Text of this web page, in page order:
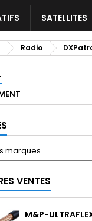
SATELLITES
Radio
VENTES